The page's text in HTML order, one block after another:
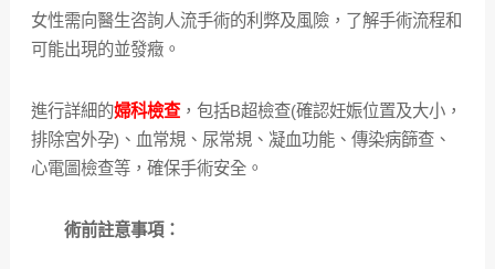
女性需向醫生咨詢人流手術的利弊及風險，了解手術流程和
可能出現的並發癥。
進行詳細的婦科檢查，包括B超檢查(確認妊娠位置及大小，
排除宮外孕)、血常規、尿常規、凝血功能、傳染病篩查、
心電圖檢查等，確保手術安全。
術前註意事項：